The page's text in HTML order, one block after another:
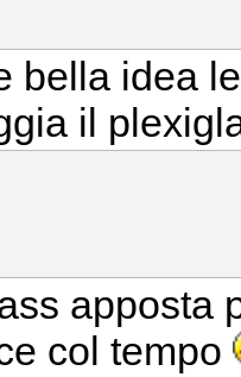
bella idea
il
apposta
col tempo